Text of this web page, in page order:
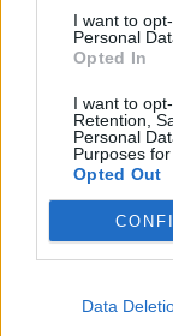
I want to
Personal
Opted In
I want to
Retention,
Personal
Purposes
Opted Out
Data